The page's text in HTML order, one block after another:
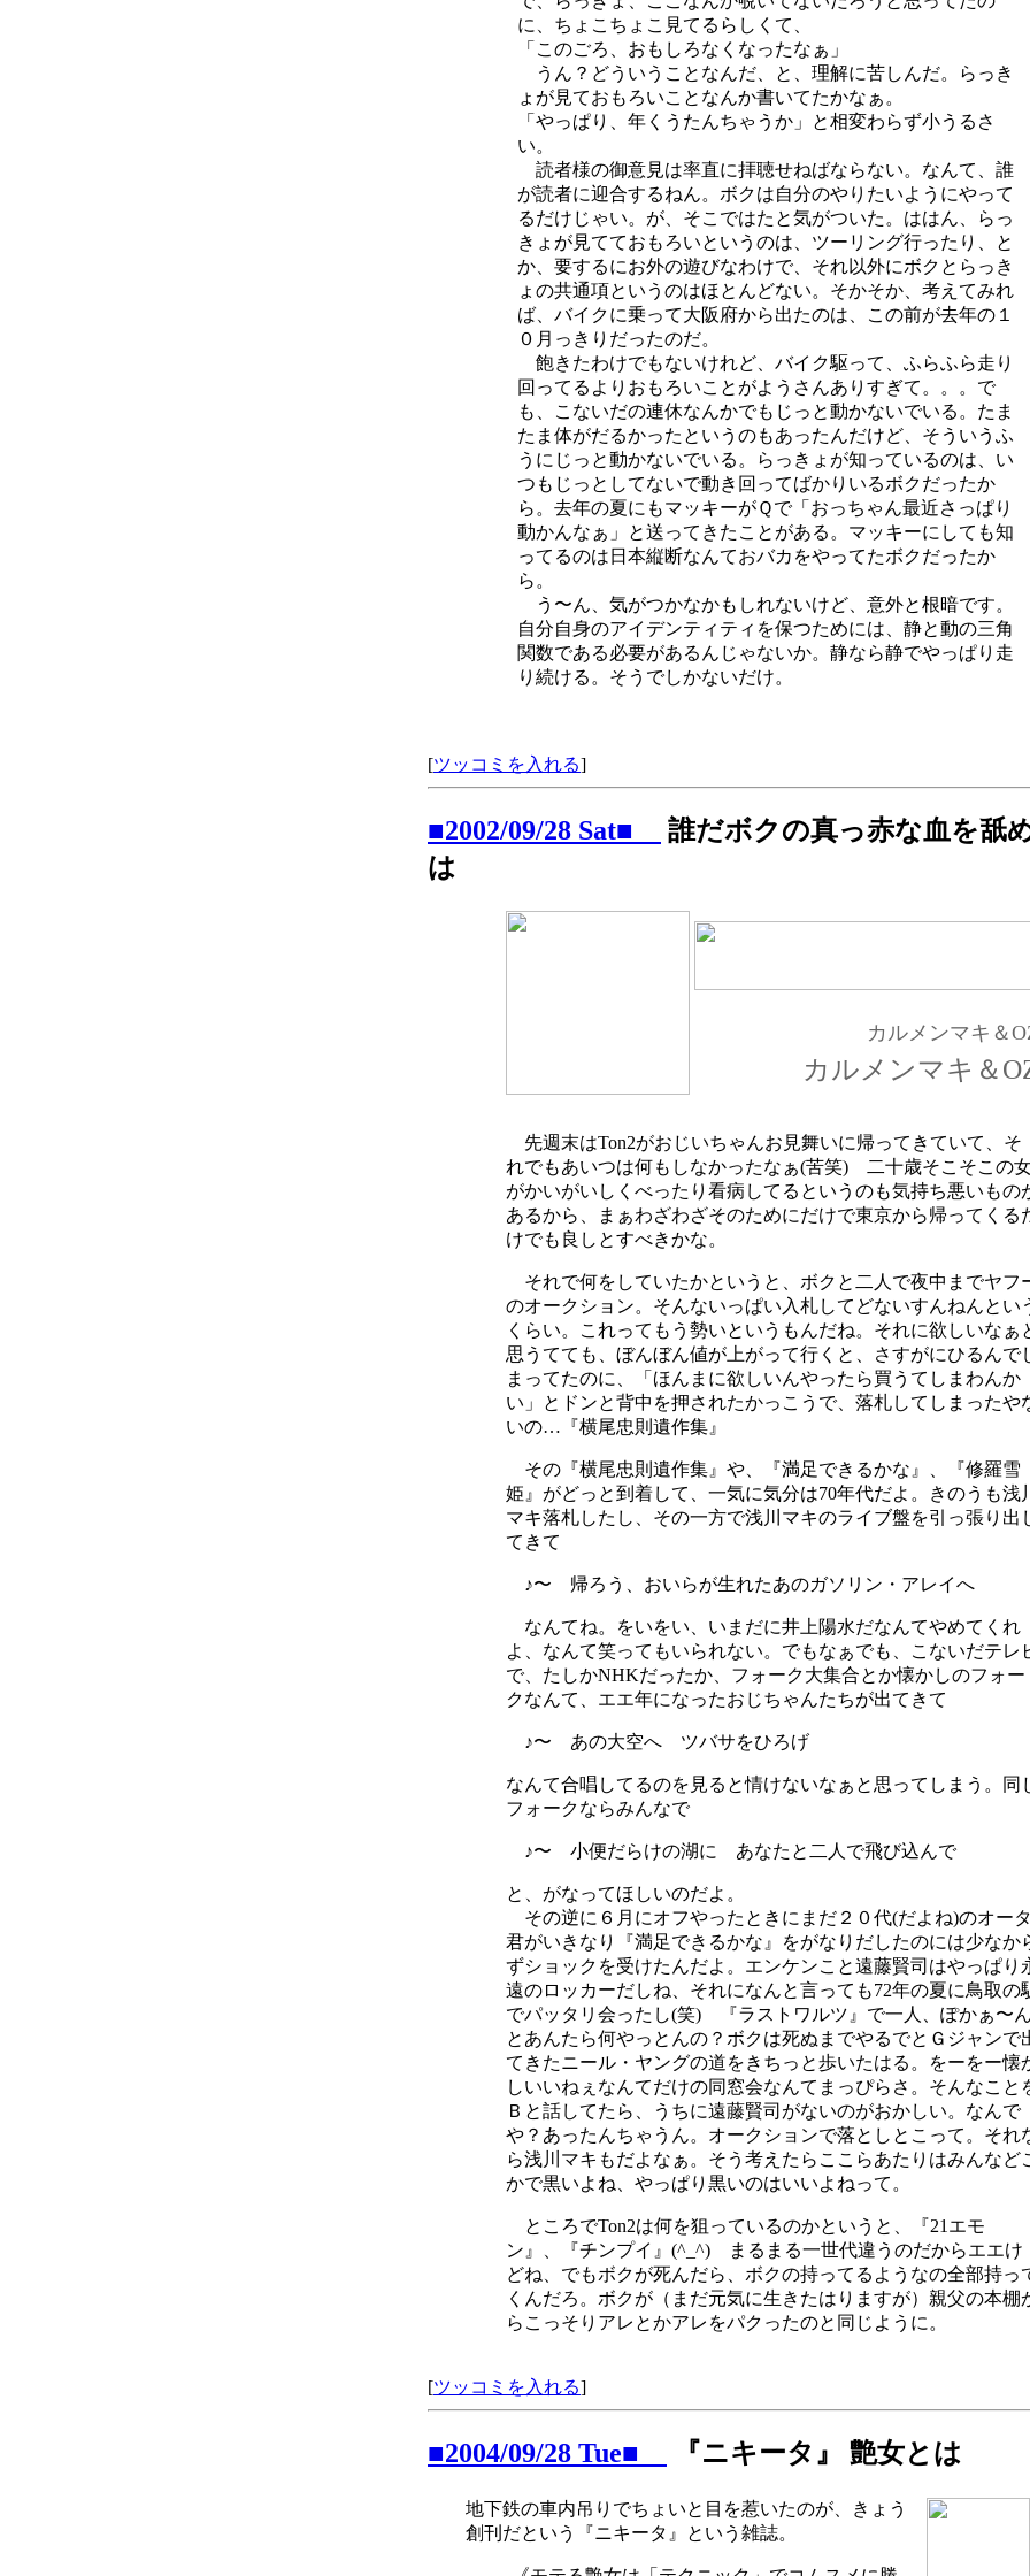
に、ちょこちょこ見てるらしくて、
「このごろ、おもしろなくなったなぁ」
うん？どういうことなんだ、と、理解に苦しんだ。らっき
ょが見ておもろいことなんか書いてたかなぁ。
「やっぱり、年くうたんちゃうか」と相変わらず小うるさ
い。
読者様の御意見は率直に拝聴せねばならない。なんて、誰
が読者に迎合するねん。ボクは自分のやりたいようにやって
るだけじゃい。が、そこではたと気がついた。ははん、らっ
きょが見てておもろいというのは、ツーリング行ったり、と
か、要するにお外の遊びなわけで、それ以外にボクとらっき
ょの共通項というのはほとんどない。そかそか、考えてみれ
ば、バイクに乗って大阪府から出たのは、この前が去年の１
０月っきりだったのだ。
飽きたわけでもないけれど、バイク駆って、ふらふら走り
回ってるよりおもろいことがようさんありすぎて。。。で
も、こないだの連休なんかでもじっと動かないでいる。たま
たま体がだるかったというのもあったんだけど、そういうふ
うにじっと動かないでいる。らっきょが知っているのは、い
つもじっとしてないで動き回ってばかりいるボクだったか
ら。去年の夏にもマッキーがＱで「おっちゃん最近さっぱり
動かんなぁ」と送ってきたことがある。マッキーにしても知
ってるのは日本縦断なんておバカをやってたボクだったか
ら。
う〜ん、気がつかなかもしれないけど、意外と根暗です。
自分自身のアイデンティティを保つためには、静と動の三角
関数である必要があるんじゃないか。静なら静でやっぱり走
り続ける。そうでしかないだけ。
[ツッコミを入れる]
■2002/09/28 Sat■
誰だボクの真っ赤な血を舐
は
カルメンマキ＆
カルメンマキ＆
先週末はTon2がおじいちゃんお見舞いに帰ってきていて、そ
れでもあいつは何もしなかったなぁ(苦笑) 二十歳そこそこの
がかいがいしくべったり看病してるというのも気持ち悪いもの
あるから、まぁわざわざそのためにだけで東京から帰ってくる
けでも良しとすべきかな。
それで何をしていたかというと、ボクと二人で夜中までヤフ
のオークション。そんないっぱい入札してどないすんねんとい
くらい。これってもう勢いというもんだね。それに欲しいなぁ
思うてても、ぼんぼん値が上がって行くと、さすがにひるんで
まってたのに、「ほんまに欲しいんやったら買うてしまわんか
い」とドンと背中を押されたかっこうで、落札してしまったや
いの…『横尾忠則遺作集』
その『横尾忠則遺作集』や、『満足できるかな』、『修羅雪
姫』がどっと到着して、一気に気分は70年代だよ。きのうも浅
マキ落札したし、その一方で浅川マキのライブ盤を引っ張り出
てきて
♪〜 帰ろう、おいらが生れたあのガソリン・アレイへ
なんてね。をいをい、いまだに井上陽水だなんてやめてくれ
よ、なんて笑ってもいられない。でもなぁでも、こないだテレ
で、たしかNHKだったか、フォーク大集合とか懐かしのフォー
クなんて、エエ年になったおじちゃんたちが出てきて
♪〜 あの大空へ ツバサをひろげ
なんて合唱してるのを見ると情けないなぁと思ってしまう。同
フォークならみんなで
♪〜 小便だらけの湖に あなたと二人で飛び込んで
と、がなってほしいのだよ。
その逆に６月にオフやったときにまだ２０代(だよね)のオー
君がいきなり『満足できるかな』をがなりだしたのには少なか
ずショックを受けたんだよ。エンケンこと遠藤賢司はやっぱり
遠のロッカーだしね、それになんと言っても72年の夏に鳥取の
でパッタリ会ったし(笑) 『ラストワルツ』で一人、ぽかぁ〜
とあんたら何やっとんの？ボクは死ぬまでやるでとＧジャンで
てきたニール・ヤングの道をきちっと歩いたはる。をーをー懐
しいいねぇなんてだけの同窓会なんてまっぴらさ。そんなこと
Ｂと話してたら、うちに遠藤賢司がないのがおかしい。なんで
や？あったんちゃうん。オークションで落としとこって。それ
ら浅川マキもだよなぁ。そう考えたらここらあたりはみんなど
かで黒いよね、やっぱり黒いのはいいよねって。
ところでTon2は何を狙っているのかというと、『21エモ
ン』、『チンプイ』(^_^) まるまる一世代違うのだからエエけ
どね、でもボクが死んだら、ボクの持ってるようなの全部持っ
くんだろ。ボクが（まだ元気に生きたはりますが）親父の本棚
らこっそりアレとかアレをパクったのと同じように。
[ツッコミを入れる]
■2004/09/28 Tue■ 『ニキータ』 艶女とは
地下鉄の車内吊りでちょいと目を惹いたのが、きょう
創刊だという『ニキータ』という雑誌。